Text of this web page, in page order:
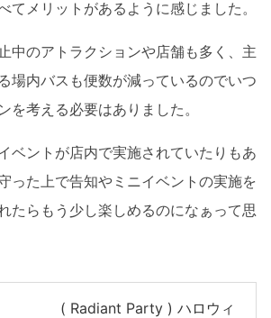
てメリットがあるように感じました。
中のアトラクションや店舗も多く、主
場内バスも便数が減っているのでいつ
を考える必要はありました。
ベントが店内で実施されていたりもあ
った上で告知やミニイベントの実施を
たらもう少し楽しめるのになぁって思
( Radiant Party ) ハロウィ